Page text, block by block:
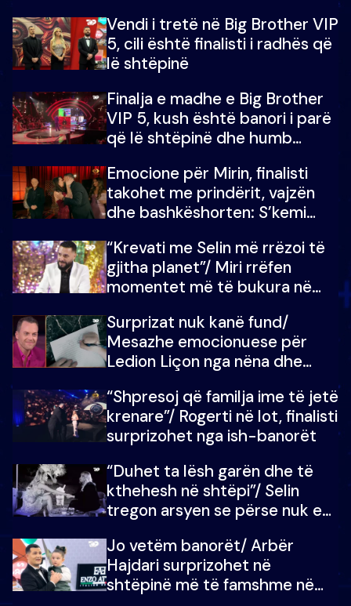
Vendi i tretë në Big Brother VIP
5, cili është finalisti i radhës që
lë shtëpinë
Finalja e madhe e Big Brother
VIP 5, kush është banori i parë
që lë shtëpinë dhe humb
çmimin e madh
Emocione për Mirin, finalisti
takohet me prindërit, vajzën
dhe bashkëshorten: S’kemi
“Krevati me Selin më rrëzoi të
gjitha planet”/ Miri rrëfen
momentet më të bukura në
mungojë zilja e mëngjesit kur…
Surprizat nuk kanë fund/
Mesazhe emocionuese për
Ledion Liçon nga nëna dhe
mban dot lotët: Nuk meritoj…
“Shpresoj që familja ime të jetë
krenare”/ Rogerti në lot, finalisti
surprizohet nga ish-banorët
“Duhet ta lësh garën dhe të
kthehesh në shtëpi”/ Selin
tregon arsyen se përse nuk e
çoja luftën time deri në fund
Jo vetëm banorët/ Arbër
Hajdari surprizohet në
shtëpinë më të famshme në